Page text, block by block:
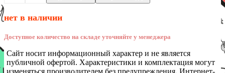
нет в наличии
Доступное количество на складе уточняйте у менеджера
Сайт носит информационный характер и не является
публичной офертой. Характеристики и комплектация могут